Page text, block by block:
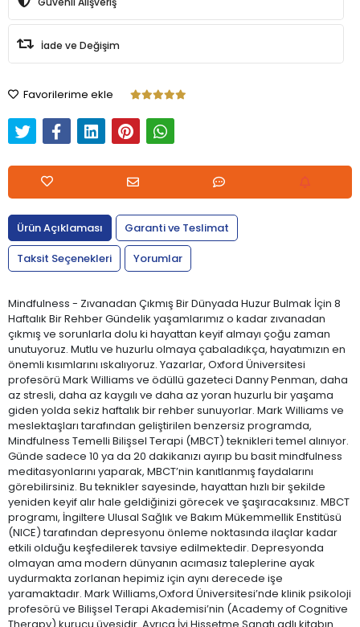
İade ve Değişim
Favorilerime ekle
Ürün Açıklaması
Garanti ve Teslimat
Taksit Seçenekleri
Yorumlar
Mindfulness - Zıvanadan Çıkmış Bir Dünyada Huzur Bulmak İçin 8
Haftalık Bir Rehber Gündelik yaşamlarımız o kadar zıvanadan
çıkmış ve sorunlarla dolu ki hayattan keyif almayı çoğu zaman
unutuyoruz. Mutlu ve huzurlu olmaya çabaladıkça, hayatımızın en
önemli kısımlarını ıskalıyoruz. Yazarlar, Oxford Üniversitesi
profesörü Mark Williams ve ödüllü gazeteci Danny Penman, daha
az stresli, daha az kaygılı ve daha az yoran huzurlu bir yaşama
giden yolda sekiz haftalık bir rehber sunuyorlar. Mark Williams ve
meslektaşları tarafından geliştirilen benzersiz programda,
Mindfulness Temelli Bilişsel Terapi (MBCT) teknikleri temel alınıyor.
Günde sadece 10 ya da 20 dakikanızı ayırıp bu basit mindfulness
meditasyonlarını yaparak, MBCT’nin kanıtlanmış faydalarını
görebilirsiniz. Bu teknikler sayesinde, hayattan hızlı bir şekilde
yeniden keyif alır hale geldiğinizi görecek ve şaşıracaksınız. MBCT
programı, İngiltere Ulusal Sağlık ve Bakım Mükemmellik Enstitüsü
(NICE) tarafından depresyonu önleme noktasında ilaçlar kadar
etkili olduğu keşfedilerek tavsiye edilmektedir. Depresyonda
olmayan ama modern dünyanın acımasız taleplerine ayak
uydurmakta zorlanan hepimiz için aynı derecede işe
yaramaktadır. Mark Williams,Oxford Üniversitesi’nde klinik psikoloji
profesörü ve Bilişsel Terapi Akademisi’nin (Academy of Cognitive